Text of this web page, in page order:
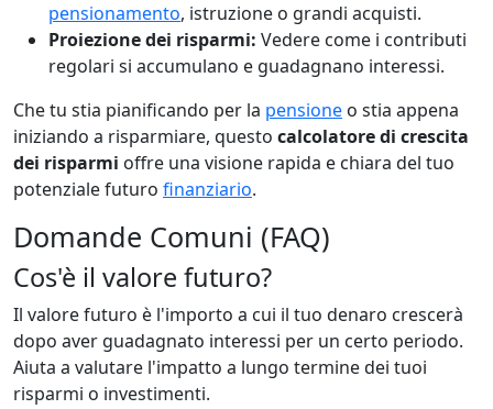
pensionamento, istruzione o grandi acquisti.
Proiezione dei risparmi: Vedere come i contributi
regolari si accumulano e guadagnano interessi.
Che tu stia pianificando per la pensione o stia appena
iniziando a risparmiare, questo calcolatore di crescita
dei risparmi offre una visione rapida e chiara del tuo
potenziale futuro finanziario.
Domande Comuni (FAQ)
Cos'è il valore futuro?
Il valore futuro è l'importo a cui il tuo denaro crescerà
dopo aver guadagnato interessi per un certo periodo.
Aiuta a valutare l'impatto a lungo termine dei tuoi
risparmi o investimenti.